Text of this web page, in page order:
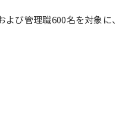
び管理職600名を対象に